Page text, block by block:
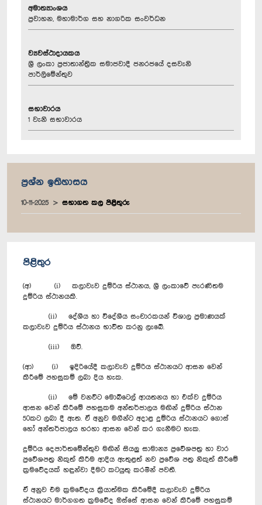
අමාත්‍යාංශය
ප්‍රවාහන, මහාමාර්ග සහ නාගරික සංවර්ධන
ව්‍යවස්ථාදායකය
ශ්‍රී ලංකා ප්‍රජාතාන්ත්‍රික සමාජවාදී ජනරජයේ දසවැනි
පාර්ලිමේන්තුව
සභාවාරය
1 වැනි සභාවාරය
ප්‍රශ්න ඉතිහාසය
10-11-2025 සභාගත කල පිළිතුරු
පිළිතුර
(අ) (i) කලාවැව දුම්රිය ස්ථානය, ශ්‍රී ලංකාවේ පැරණිතම
දුම්රිය ස්ථානයකි.
(ii) දේශීය හා විදේශීය සංචාරකයන් විශාල ප්‍රමාණයක්
කලාවැව දුම්රිය ස්ථානය භාවිත කරනු ලැබේ.
(iii) ඔව්.
(ආ) (i) ඉදිරියේදී කලාවැව දුම්රිය ස්ථානයට ආසන වෙන්
කිරීමේ පහසුකම් ලබා දිය හැක.
(ii) මේ වනවිට මොබිටෙල් ආයතනය හා එක්ව දුම්රිය
ආසන වෙන් කිරීමේ පහසුකම අන්තර්ජාලය මඟින් දුම්රිය ස්ථාන
50කට ලබා දී ඇත. ඒ අනුව මගීන්ට අදාළ දුම්රිය ස්ථානයට ගොස්
හෝ අන්තර්ජාලය හරහා ආසන වෙන් කර ගැනීමට හැක.
දුම්රිය දෙපාර්තමේන්තුව මඟින් සියලු සාමාන්‍ය ප්‍රවේශපත්‍ර හා වාර
ප්‍රවේශපත්‍ර නිකුත් කිරීම ආදිය ඇතුළත් නව ප්‍රවේශ පත්‍ර නිකුත් කිරීමේ
ක්‍රමවේදයක් හඳුන්වා දීමට කටයුතු කරමින් පවතී.
ඒ අනුව එම ක්‍රමවේදය ක්‍රියාත්මක කිරීමේදී කලාවැව දුම්රිය
ස්ථානයට මාර්ගගත ක්‍රමවේද ඔස්සේ ආසන වෙන් කිරීමේ පහසුකම්